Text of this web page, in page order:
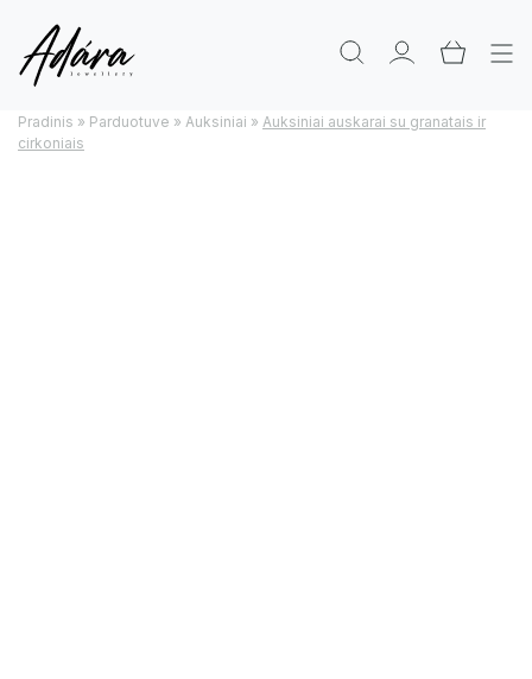
Pradinis » Parduotuve » Auksiniai » Auksiniai auskarai su granatais ir
cirkoniais